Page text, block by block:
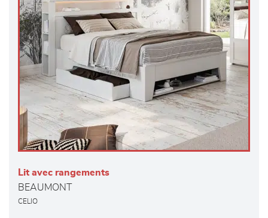
Lit avec rangements
BEAUMONT
CELIO